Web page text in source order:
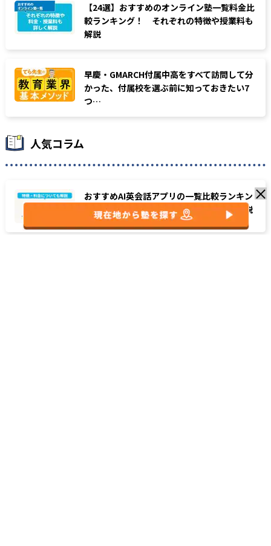
【24選】おすすめのオンライン塾一覧料金比
較ランキング！ それぞれの特徴や授業料も
解説
早慶・GMARCH付属中高をすべて訪問して分
かった、付属校を選ぶ前に知っておきたい7
つ…
人気コラム
おすすめAI英会話アプリの一覧比較ランキン
グ！ 無料体験や特徴・料金についても解説